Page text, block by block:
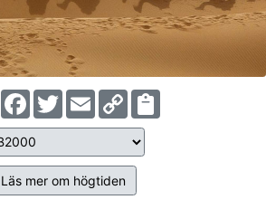
ShareFacebook
TwitterEmailCopy
Link
Läs mer om högtiden